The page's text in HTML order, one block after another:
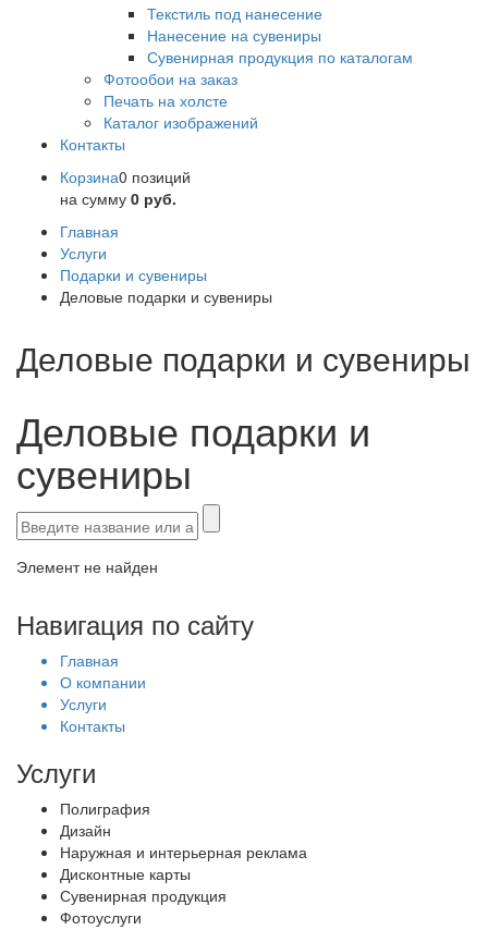
Текстиль под нанесение
Нанесение на сувениры
Сувенирная продукция по каталогам
Фотообои на заказ
Печать на холсте
Каталог изображений
Контакты
Корзина0 позиций
на сумму 0 руб.
Главная
Услуги
Подарки и сувениры
Деловые подарки и сувениры
Деловые подарки и сувениры
Деловые подарки и
сувениры
Элемент не найден
Навигация по сайту
Главная
О компании
Услуги
Контакты
Услуги
Полиграфия
Дизайн
Наружная и интерьерная реклама
Дисконтные карты
Сувенирная продукция
Фотоуслуги